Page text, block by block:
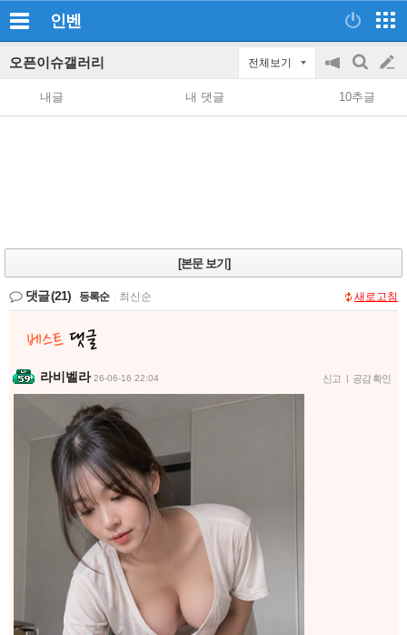
인벤
오픈이슈갤러리 전체보기
공
지
on/off
검
색
글
쓰
내글 내 댓글 10추글
[본문 보기]
댓글(21) 등록순 최신순 새로고침
라비벨라 26-06-16 22:04 신고 | 공감 확인